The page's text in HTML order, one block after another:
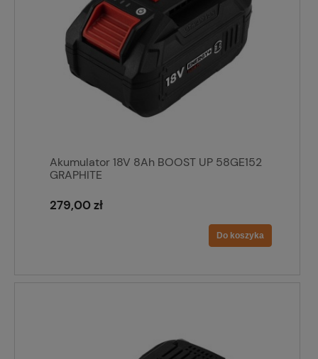
Akumulator 18V 8Ah BOOST UP 58GE152
GRAPHITE
279,00 zł
Do koszyka